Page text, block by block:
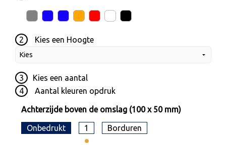
2 Kies een Hoogte
3 Kies een aantal
4
Aantal kleuren opdruk
Achterzijde boven de omslag (100 x 50 mm)
Onbedrukt 1 Borduren